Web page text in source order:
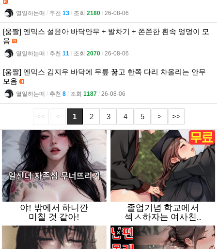
열일하는매 l 추천 13 l 조회 2180 l 26-08-06
[움짤] 엔믹스 설윤아 바닥안무 + 발차기 + 쫀쫀한 흰속 엉덩이 모
음
열일하는매 l 추천 11 l 조회 2070 l 26-08-06
[움짤] 엔믹스 김지우 바닥에 무릎 꿇고 한쪽 다리 차올리는 안무
모음
열일하는매 l 추천 8 l 조회 1187 l 26-08-06
<< < 1 2 3 4 5 > >>